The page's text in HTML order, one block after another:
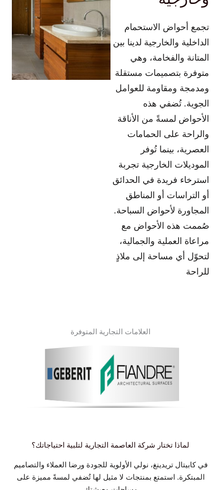
تجمع أحواض الاستحمام
الداخلية والخارجية لدينا بين
المتانة والفخامة، وهي
متوفرة بتصميمات مستقلة
ومدمجة ومقاومة للعوامل
الجوية. تُضفي هذه
الأحواض لمسةً من الأناقة
والراحة على الحمامات
العصرية، بينما تُوفر
الموديلات الخارجية تجربة
استرخاء فريدة في الحدائق
أو التراسات أو المناطق
المجاورة لأحواض السباحة.
صُممت هذه الأحواض مع
مراعاة العملية والجمالية،
لتحوّل أي مساحة إلى ملاذٍ
للراحة
العلامات التجارية المتوفرة
لماذا تختار شركة العاصمة التجارية لتلبية احتياجاتك؟
في كابيتال تريدينغ، نولي الأولوية للجودة ورضا العملاء والتصاميم
المبتكرة. استمتع بمنتجات لا مثيل لها تُضفي لمسةً مميزة على